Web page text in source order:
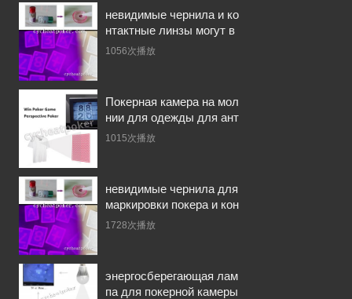
невидимые чернила и ко
нтактные линзы могут в
ыиграть любую игру
1056次播放
Покерная камера на мол
нии для одежды для ант
и-чит-покера
1015次播放
невидимые чернила для
маркировки покера и кон
тактных линз для защит
1728次播放
энергосберегающая лам
па для покерной камеры